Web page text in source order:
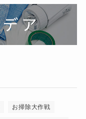
お掃除大作戦